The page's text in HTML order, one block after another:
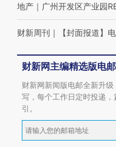
地产 ｜ 广州开发区产业园
财新周刊 ｜ 【封面报道】
财新网主编精选版电邮
财新网新闻版电邮全新升
写，每个工作日定时投递
引。